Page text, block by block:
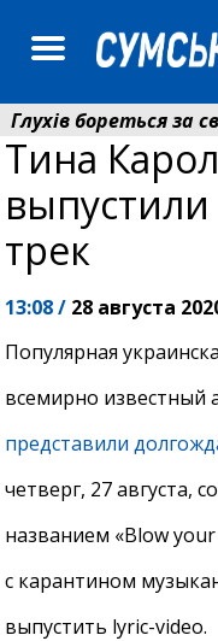
бореться за
фонд
Тина
трек
13:08 / 28 августа
Популярная
всемирно известный
представили
четверг, 27 августа,
названием «Blow
с карантином
выпустить lyric-video.